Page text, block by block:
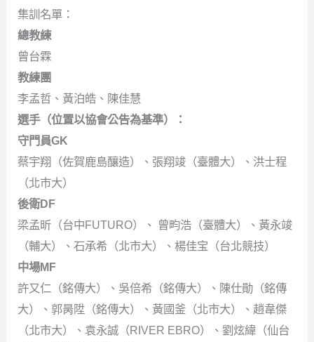
集訓名單：
總教練
曾台霖
教練團
李孟哲、黃泊皓、陳佳慧
選手（位置以協會公告為基準）：
守門員GK
蔡宇翔（佐賀鹿島釀造）、張翔竣（臺體大）、洪士程
（北市大）
後衛DF
梁孟昕（台中FUTURO）、 曾畇浩（臺體大）、黃永竣
（輔大）、石承希（北市大）、楊佳宝（台北競技）
中場MF
許又仁（銘傳大）、吳倍希（銘傳大）、陳仕勛（銘傳
大）、郭昺陞（銘傳大）、黃國釜（北市大）、趙韋傑
（北市大）、袁永誠（RIVER EBRO）、劉炫緯（仙台